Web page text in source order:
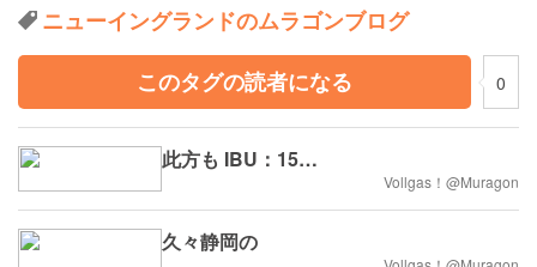
ニューイングランドのムラゴンブログ
このタグの読者になる
0
此方も IBU：15…
Vollgas！@Muragon
久々静岡の